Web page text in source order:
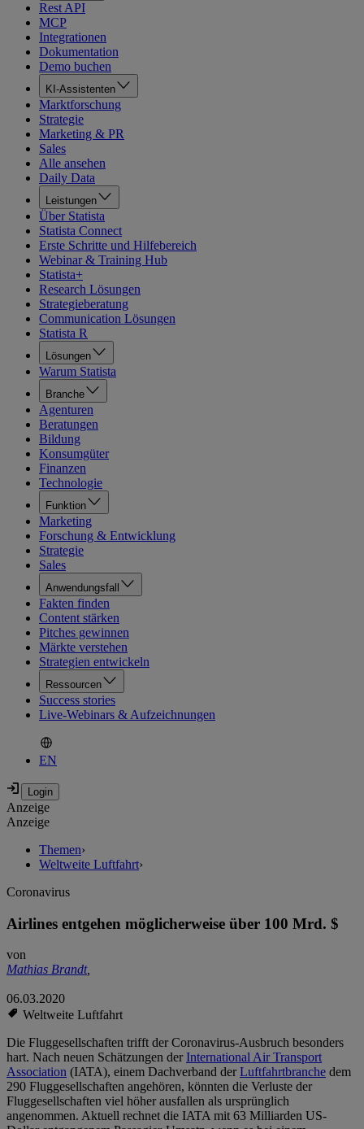
Rest API
MCP
Integrationen
Dokumentation
Demo buchen
KI-Assistenten
Marktforschung
Strategie
Marketing & PR
Sales
Alle ansehen
Daily Data
Leistungen
Über Statista
Statista Connect
Erste Schritte und Hilfebereich
Webinar & Training Hub
Statista+
Research Lösungen
Strategieberatung
Communication Lösungen
Statista R
Lösungen
Warum Statista
Branche
Agenturen
Beratungen
Bildung
Konsumgüter
Finanzen
Technologie
Funktion
Marketing
Forschung & Entwicklung
Strategie
Sales
Anwendungsfall
Fakten finden
Content stärken
Pitches gewinnen
Märkte verstehen
Strategien entwickeln
Ressourcen
Success stories
Live-Webinars & Aufzeichnungen
EN
Anzeige
Anzeige
Themen›
Weltweite Luftfahrt›
Coronavirus
Airlines entgehen möglicherweise über 100 Mrd. $
von
Mathias Brandt,
06.03.2020
Weltweite Luftfahrt
Die Fluggesellschaften trifft der Coronavirus-Ausbruch besonders
hart. Nach neuen Schätzungen derInternational Air Transport
Association (IATA), einem Dachverband derLuftfahrtbranche dem
290 Fluggesellschaften angehören, könnten die Verluste der
Fluggesellschaften viel höher ausfallen als ursprünglich
angenommen. Aktuell rechnet die IATA mit 63 Milliarden US-